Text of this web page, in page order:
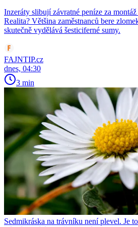
Inzeráty slibují závratné peníze za
Realita? Většina zaměstnanců bere
skutečně vydělává šesticiferné sumy.
FAJNTIP.cz
dnes, 04:30
3 min
Sedmikráska na trávníku není plevel. Je